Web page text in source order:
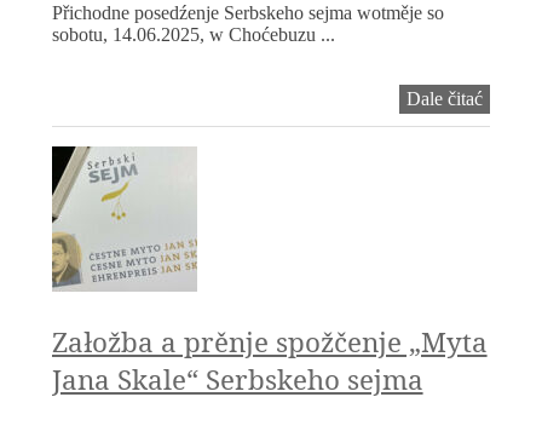
Přichodne posedźenje Serbskeho sejma wotměje so
sobotu, 14.06.2025, w Choćebuzu ...
Dale čitaćSerbski
sejm
Załožba a prěnje spožčenje „Myta
Jana Skale“ Serbskeho sejma